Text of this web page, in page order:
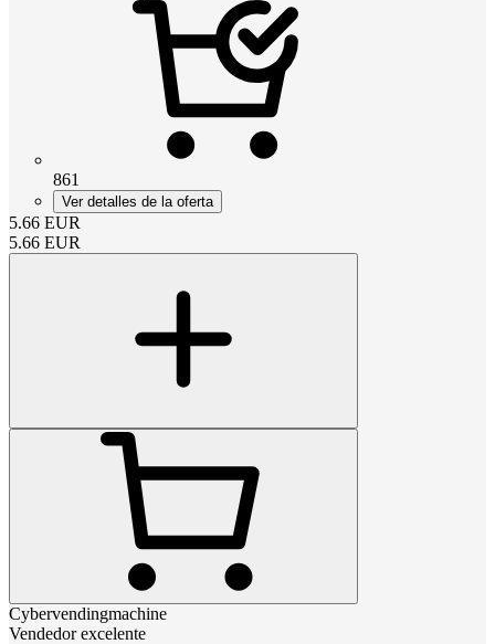
861
Ver detalles de la oferta
5.66 EUR
5.66 EUR
Cybervendingmachine
Vendedor excelente